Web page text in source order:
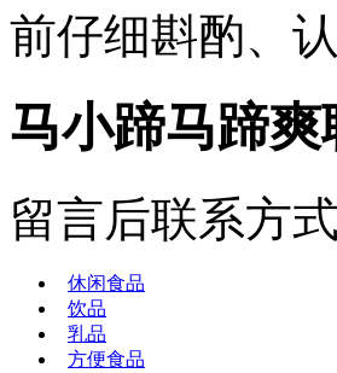
前仔细斟酌、
马小蹄马蹄
留言后联系方
休闲食品
饮品
乳品
方便食品